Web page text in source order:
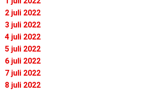
2 juli 2022
3 juli 2022
4 juli 2022
5 juli 2022
6 juli 2022
7 juli 2022
8 juli 2022